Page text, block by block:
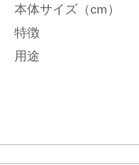
本体サイズ（cm）
特徴
用途